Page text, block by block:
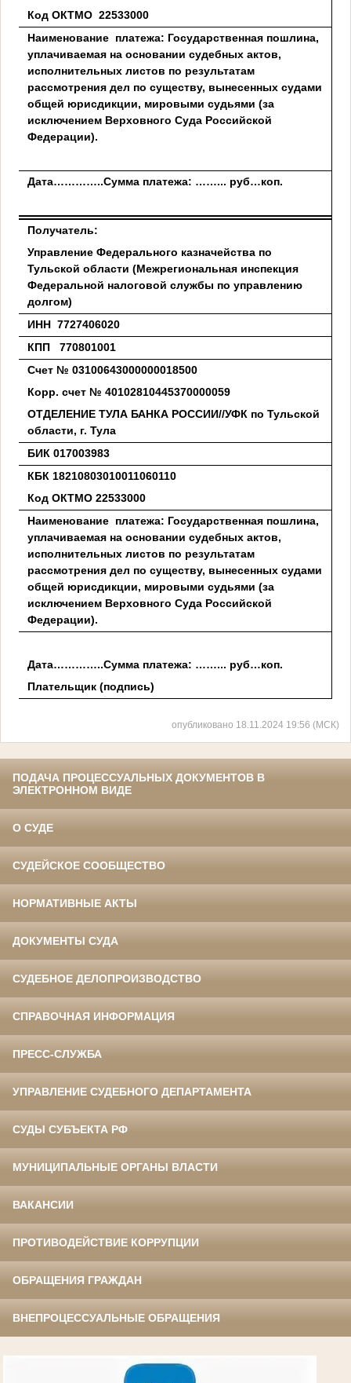
Код ОКТМО 22533000
Наименование платежа: Государственная пошлина,
уплачиваемая на основании судебных актов,
исполнительных листов по результатам
рассмотрения дел по существу, вынесенных судами
общей юрисдикции, мировыми судьями (за
исключением Верховного Суда Российской
Федерации).
Дата…………..Сумма платежа: ……... руб…коп.
Получатель:
Управление Федерального казначейства по
Тульской области (Межрегиональная инспекция
Федеральной налоговой службы по управлению
долгом)
ИНН 7727406020
КПП 770801001
Счет № 03100643000000018500
Корр. счет № 40102810445370000059
ОТДЕЛЕНИЕ ТУЛА БАНКА РОССИИ//УФК по Тульской
области, г. Тула
БИК 017003983
КБК 18210803010011060110
Код ОКТМО 22533000
Наименование платежа: Государственная пошлина,
уплачиваемая на основании судебных актов,
исполнительных листов по результатам
рассмотрения дел по существу, вынесенных судами
общей юрисдикции, мировыми судьями (за
исключением Верховного Суда Российской
Федерации).
Дата…………..Сумма платежа: ……... руб…коп.
Плательщик (подпись)
опубликовано 18.11.2024 19:56 (МСК)
ПОДАЧА ПРОЦЕССУАЛЬНЫХ ДОКУМЕНТОВ В
ЭЛЕКТРОННОМ ВИДЕ
О СУДЕ
СУДЕЙСКОЕ СООБЩЕСТВО
НОРМАТИВНЫЕ АКТЫ
ДОКУМЕНТЫ СУДА
СУДЕБНОЕ ДЕЛОПРОИЗВОДСТВО
СПРАВОЧНАЯ ИНФОРМАЦИЯ
ПРЕСС-СЛУЖБА
УПРАВЛЕНИЕ СУДЕБНОГО ДЕПАРТАМЕНТА
СУДЫ СУБЪЕКТА РФ
МУНИЦИПАЛЬНЫЕ ОРГАНЫ ВЛАСТИ
ВАКАНСИИ
ПРОТИВОДЕЙСТВИЕ КОРРУПЦИИ
ОБРАЩЕНИЯ ГРАЖДАН
ВНЕПРОЦЕССУАЛЬНЫЕ ОБРАЩЕНИЯ